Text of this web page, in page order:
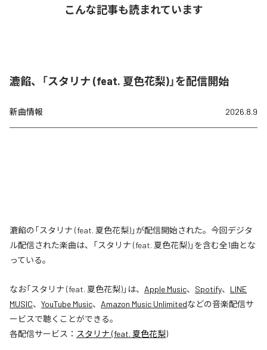
こんな記事も読まれています
漉餡、「スタリナ (feat. 夏色花梨)」を配信開始
新曲情報 2026.8.9
漉餡の「スタリナ (feat. 夏色花梨)」が配信開始された。今回デジタ
ル配信された楽曲は、「スタリナ (feat. 夏色花梨)」を含む全1曲とな
っている。
なお「スタリナ (feat. 夏色花梨)」は、 Apple Music、 Spotify、 LINE
MUSIC、 YouTube Music、 Amazon Music Unlimitedなどの音楽配信サ
ービスで聴くことができる。
各配信サービス： スタリナ (feat. 夏色花梨)